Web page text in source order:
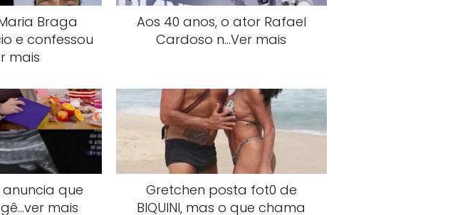
Braga
e confessou
mais
Aos 40 anos, o ator Rafael
Cardoso n…Ver mais
que
mais
Gretchen posta fot0 de
BlQUlNI, mas o que chama